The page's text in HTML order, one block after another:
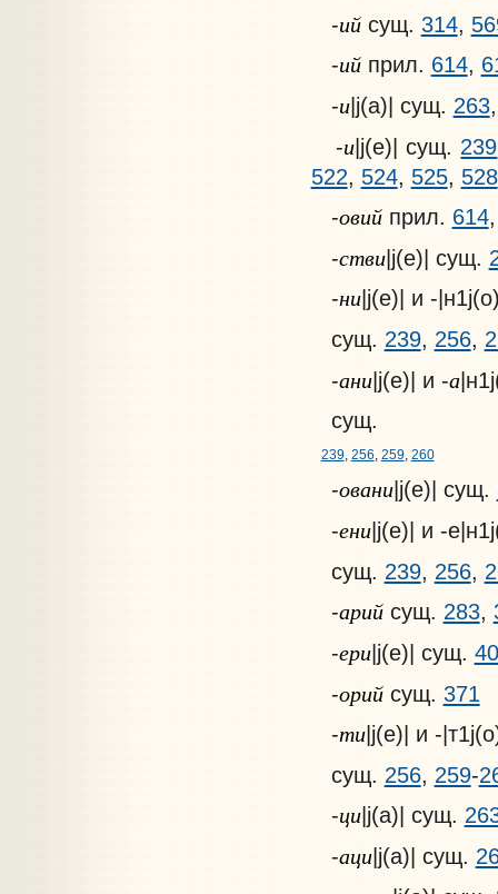
-ийсущ. 314,
-ийприл. 614,
-и|j(a)| сущ. 263
-и|j(e)| сущ. 239
522
524, 525, 528
-овийприл. 614
-стви|j(е)| сущ.
-ни|j(е)| и -
сущ. 239, 256,
-ани|j(е)| и -а
сущ.
239, 256, 259, 260
-овани|j(е)| сущ.
-ени|j(е)| и -
сущ. 239, 256,
-арийсущ. 283,
-ери|j(е)| сущ.
-орийсущ. 371
-ти|j(е)| и -
сущ. 256, 259-
-ци|j(а)| сущ.
-аци|j(а)| сущ.